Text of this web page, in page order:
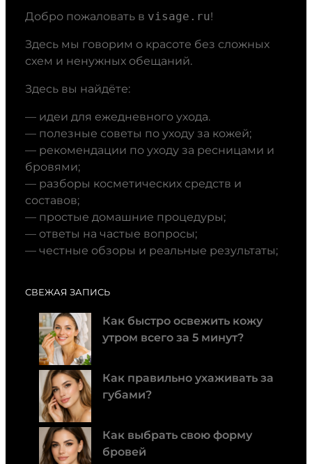
Добро пожаловать в visage.ru!
Здесь мы говорим о красоте без сложных
схем и ненужных обещаний.
Здесь вы найдёте:
— идеи для ежедневного ухода.
— полезные советы по уходу за кожей;
— рекомендации по уходу за ресницами и
бровями;
— разборы косметических средств и
составов;
— простые домашние процедуры;
— ответы на частые вопросы;
— честные обзоры и реальные результаты;
СВЕЖАЯ ЗАПИСЬ
Как быстро освежить кожу
утром всего за 5 минут?
Как правильно ухаживать за
губами?
Как выбрать свою форму
бровей